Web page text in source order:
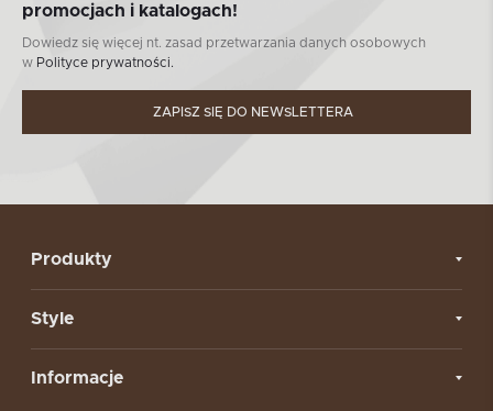
promocjach i katalogach!
Dowiedz się więcej nt. zasad przetwarzania danych osobowych
w Polityce prywatności.
ZAPISZ SIĘ DO NEWSLETTERA
Produkty
Style
Informacje